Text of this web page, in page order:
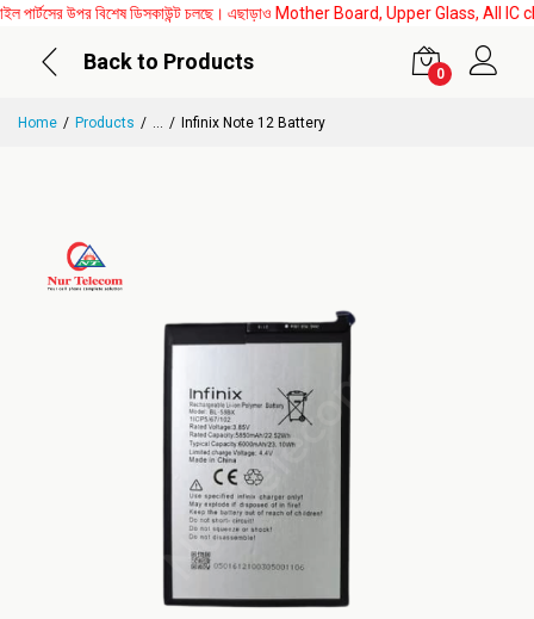
উপর বিশেষ ডিসকাউন্ট চলছে। এছাড়াও Mother Board, Upper Glass, All IC
Back to Products
0
Home Products ... Infinix Note 12 Battery